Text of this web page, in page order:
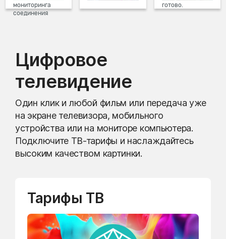
мониторинга
соединения
готово.
Цифровое
телевидение
Один клик и любой фильм или передача уже
на экране телевизора, мобильного
устройства или на мониторе компьютера.
Подключите ТВ-тарифы и наслаждайтесь
высоким качеством картинки.
Тарифы ТВ